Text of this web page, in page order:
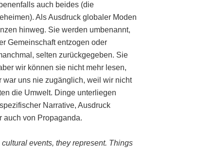
auch beides (die
Als Ausdruck globaler Moden
hinweg. Sie werden umbenannt,
Gemeinschaft entzogen oder
selten zurückgegeben. Sie
wir können sie nicht mehr lesen,
war uns nie zugänglich, weil wir nicht
die Umwelt. Dinge unterliegen
Narrative, Ausdruck
auch von Propaganda.
events, they represent. Things